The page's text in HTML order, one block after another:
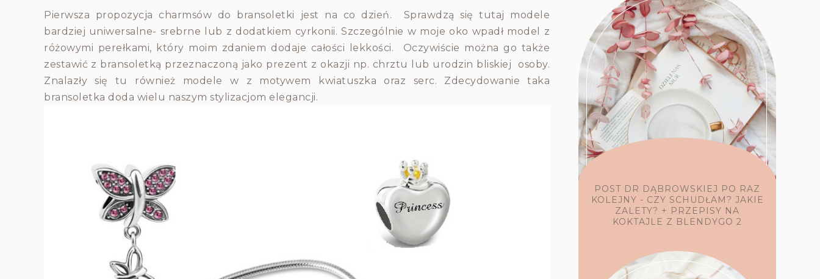
Pierwsza propozycja charmsów do bransoletki jest na co dzień. Sprawdzą się tutaj modele
bardziej uniwersalne- srebrne lub z dodatkiem cyrkonii. Szczególnie w moje oko wpadł model z
różowymi perełkami, który moim zdaniem dodaje całości lekkości. Oczywiście można go także
zestawić z bransoletką przeznaczoną jako prezent z okazji np. chrztu lub urodzin bliskiej osoby.
Znalazły się tu również modele w z motywem kwiatuszka oraz serc. Zdecydowanie taka
bransoletka doda wielu naszym stylizacjom elegancji.
POST DR DĄBROWSKIEJ PO RAZ
KOLEJNY - CZY SCHUDŁAM? JAKIE
ZALETY? + PRZEPISY NA
KOKTAJLE Z BLENDYGO 2